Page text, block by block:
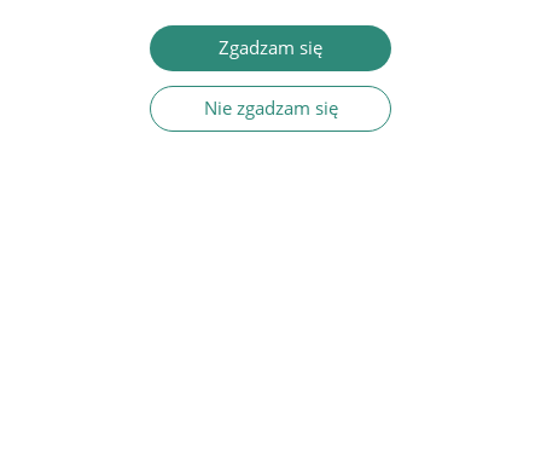
Zgadzam się
Nie zgadzam się
Słowo kluczoweCPS
Bakterie z rodzaju Staphylococcus – współczesne